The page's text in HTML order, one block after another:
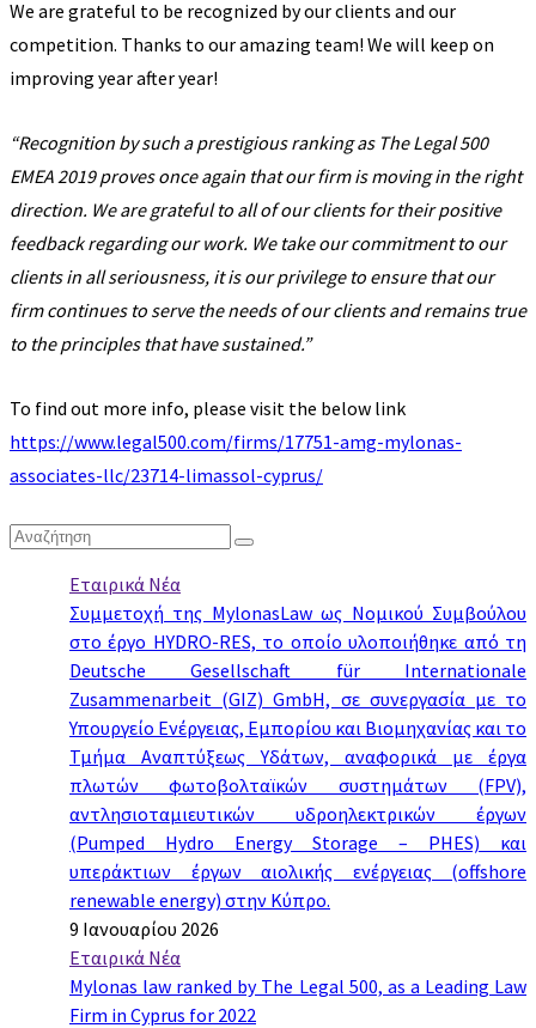
We are grateful to be recognized by our clients and our
competition. Thanks to our amazing team! We will keep on
improving year after year!
“Recognition by such a prestigious ranking as The Legal 500
EMEA 2019 proves once again that our firm is moving in the right
direction. We are grateful to all of our clients for their positive
feedback regarding our work. We take our commitment to our
clients in all seriousness, it is our privilege to ensure that our
firm continues to serve the needs of our clients and remains true
to the principles that have sustained.”
To find out more info, please visit the below link
https://www.legal500.com/firms/17751-amg-mylonas-
associates-llc/23714-limassol-cyprus/
Εταιρικά Νέα
Συμμετοχή της MylonasLaw ως Νομικού Συμβούλου
στο έργο HYDRO-RES, το οποίο υλοποιήθηκε από τη
Deutsche Gesellschaft für Internationale
Zusammenarbeit (GIZ) GmbH, σε συνεργασία με το
Υπουργείο Ενέργειας, Εμπορίου και Βιομηχανίας και το
Τμήμα Αναπτύξεως Υδάτων, αναφορικά με έργα
πλωτών φωτοβολταϊκών συστημάτων (FPV),
αντλησιοταμιευτικών υδροηλεκτρικών έργων
(Pumped Hydro Energy Storage – PHES) και
υπεράκτιων έργων αιολικής ενέργειας (offshore
renewable energy) στην Κύπρο.
9 Ιανουαρίου 2026
Εταιρικά Νέα
Mylonas law ranked by The Legal 500, as a Leading Law
Firm in Cyprus for 2022